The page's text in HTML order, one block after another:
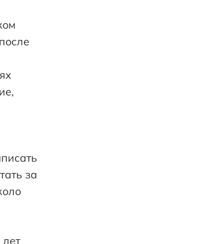
за